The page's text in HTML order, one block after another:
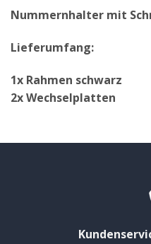
Nummernhalter mit
Lieferumfang:
1x Rahmen schwarz
2x Wechselplatten